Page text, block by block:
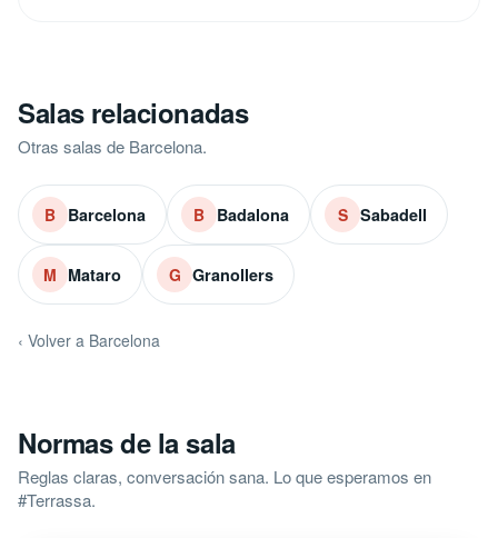
Salas relacionadas
Otras salas de Barcelona.
B Barcelona B Badalona S Sabadell
M Mataro G Granollers
‹ Volver a Barcelona
Normas de la sala
Reglas claras, conversación sana. Lo que esperamos en
#Terrassa.